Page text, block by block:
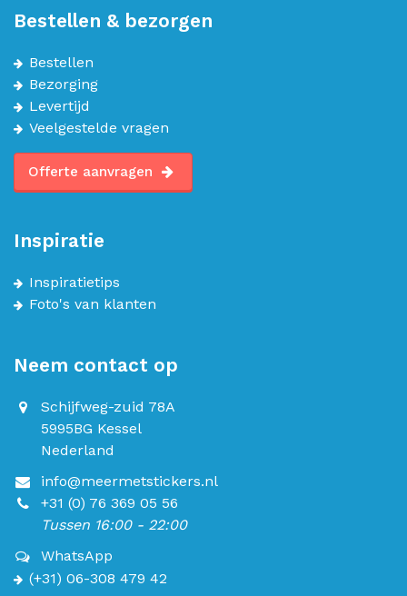
Bestellen & bezorgen
Bestellen
Bezorging
Levertijd
Veelgestelde vragen
Offerte aanvragen
Inspiratie
Inspiratietips
Foto's van klanten
Neem contact op
Schijfweg-zuid 78A
5995BG Kessel
Nederland
info@meermetstickers.nl
+31 (0) 76 369 05 56
Tussen 16:00 - 22:00
WhatsApp
(+31) 06-308 479 42